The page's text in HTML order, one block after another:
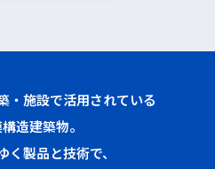
・施設で活用されている
造建築物。
く製品と技術で、